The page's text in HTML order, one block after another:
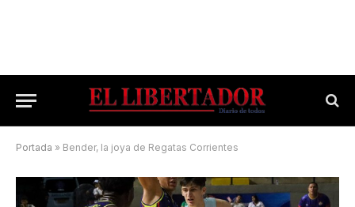
Portada » Bender, la joya de Regatas Corrientes